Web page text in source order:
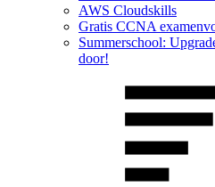
AWS Cloudskills
Gratis CCNA
Summerschool:
door!